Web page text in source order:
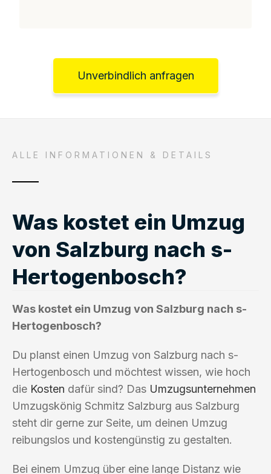
Unverbindlich anfragen
ALLE INFORMATIONEN & DETAILS
Was kostet ein Umzug
von Salzburg nach s-
Hertogenbosch?
Was kostet ein Umzug von Salzburg nach s-
Hertogenbosch?
Du planst einen Umzug von Salzburg nach s-
Hertogenbosch und möchtest wissen, wie hoch
die Kosten dafür sind? Das Umzugsunternehmen
Umzugskönig Schmitz Salzburg aus Salzburg
steht dir gerne zur Seite, um deinen Umzug
reibungslos und kostengünstig zu gestalten.
Bei einem Umzug über eine lange Distanz wie